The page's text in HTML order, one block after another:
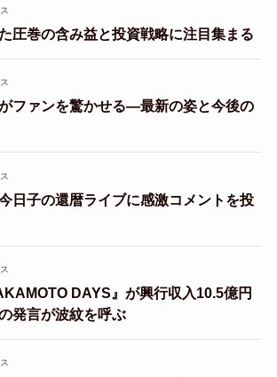
圧巻の含み益と投資戦略に注目集まる
ファンを驚かせる—最新の姿と今後の
日子の還暦ライブに感激コメントを投
DAYS』が興行収入10.5億円
発言が波紋を呼ぶ